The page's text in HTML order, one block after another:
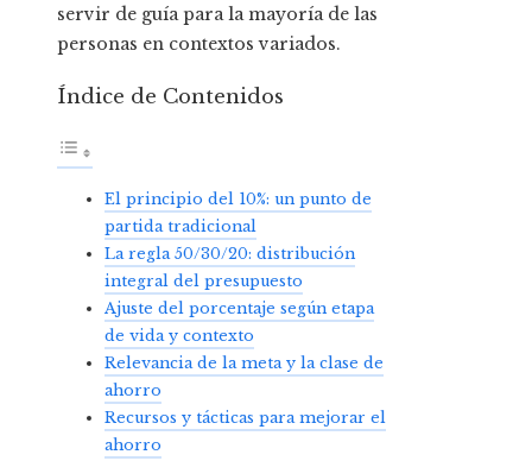
servir de guía para la mayoría de las
personas en contextos variados.
Índice de Contenidos
El principio del 10%: un punto de
partida tradicional
La regla 50/30/20: distribución
integral del presupuesto
Ajuste del porcentaje según etapa
de vida y contexto
Relevancia de la meta y la clase de
ahorro
Recursos y tácticas para mejorar el
ahorro